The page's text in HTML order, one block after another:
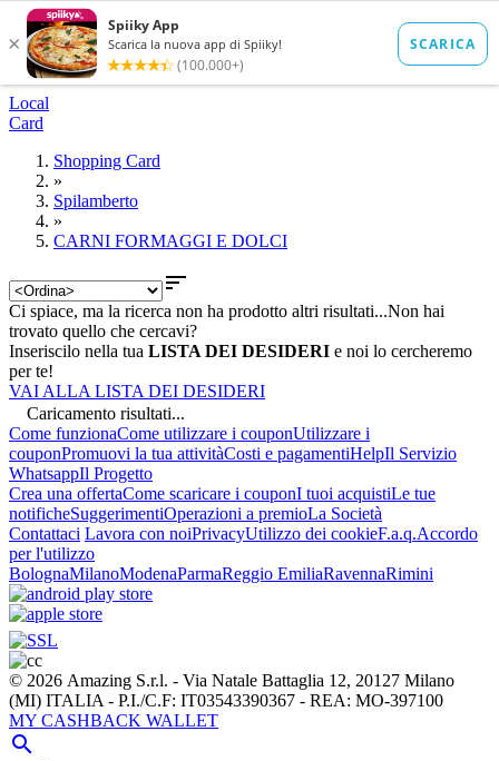
Local
Card
Shopping Card
»
Spilamberto
»
CARNI FORMAGGI E DOLCI

Ci spiace, ma la ricerca non ha prodotto altri risultati...Non hai
trovato quello che cercavi?
Inseriscilo nella tua LISTA DEI DESIDERI e noi lo cercheremo
per te!
VAI ALLA LISTA DEI DESIDERI
Caricamento risultati...
Come funzionaCome utilizzare i couponUtilizzare i
couponPromuovi la tua attivitàCosti e pagamentiHelpIl Servizio
WhatsappIl Progetto
Crea una offertaCome scaricare i couponI tuoi acquistiLe tue
notificheSuggerimentiOperazioni a premioLa Società
Contattaci Lavora con noiPrivacyUtilizzo dei cookieF.a.q.Accordo
per l'utilizzo
BolognaMilanoModenaParmaReggio EmiliaRavennaRimini
© 2026 Amazing S.r.l. - Via Natale Battaglia 12, 20127 Milano
(MI) ITALIA - P.I./C.F: IT03543390367 - REA: MO-397100
MY CASHBACK WALLET
